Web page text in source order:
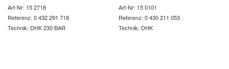
Art-Nr: 15 2718
Referenz: 0 432 291 718
Technik: DHK 230 BAR
Art-Nr: 15 0101
Referenz: 0 430 211 053
Technik: DHK